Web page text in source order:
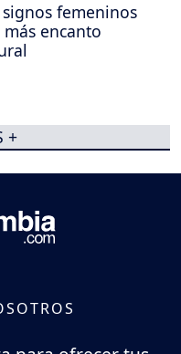
signos femeninos
más encanto
+